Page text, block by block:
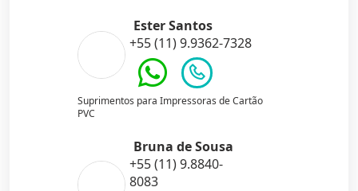
Ester Santos
+55 (11) 9.9362-7328
Suprimentos para Impressoras de Cartão
PVC
Bruna de Sousa
+55 (11) 9.8840-
8083